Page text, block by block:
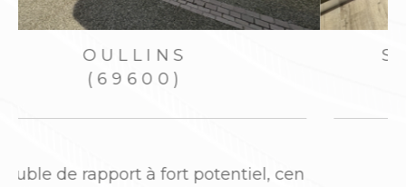
OULLINS-PIERRE-BÉNITE
(69600)